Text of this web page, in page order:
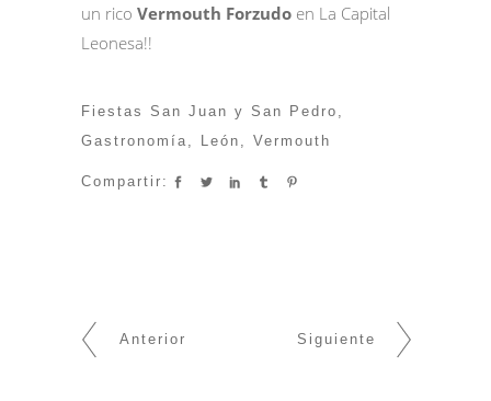
un rico Vermouth Forzudo en La Capital
Leonesa!!
Fiestas San Juan y San Pedro
Gastronomía
León Vermouth
Compartir:
Anterior Siguiente